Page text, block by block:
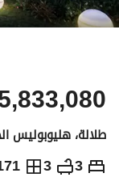
طلالة، هليوبوليس
3
3 171 متر ج.م5,833,080